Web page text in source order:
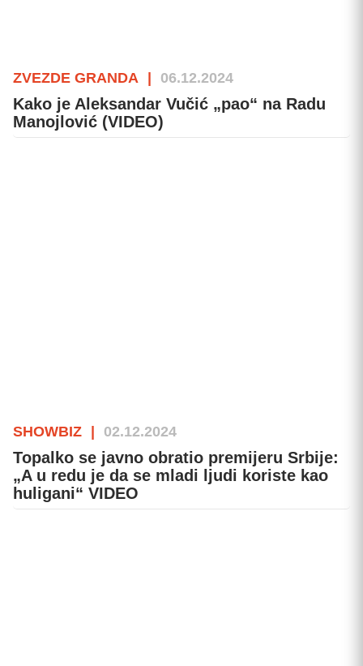
ZVEZDE GRANDA 06.12.2024
Kako je Aleksandar Vučić „pao“ na Radu
Manojlović (VIDEO)
SHOWBIZ 02.12.2024
Topalko se javno obratio premijeru Srbije:
„A u redu je da se mladi ljudi koriste kao
huligani“ VIDEO